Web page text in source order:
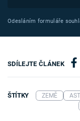
Odesláním formuláře
SDÍLEJTE ČLÁNEK
ŠTÍTKY ZEMĚ